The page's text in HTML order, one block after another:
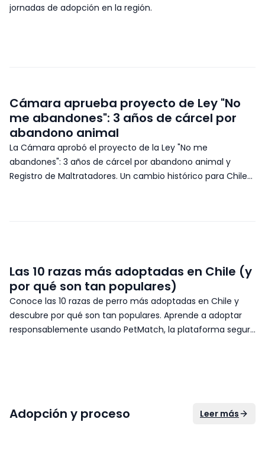
jornadas de adopción en la región.
Cámara aprueba proyecto de Ley "No
me abandones": 3 años de cárcel por
abandono animal
La Cámara aprobó el proyecto de la Ley "No me
abandones": 3 años de cárcel por abandono animal y
Registro de Maltratadores. Un cambio histórico para Chile
Las 10 razas más adoptadas en Chile (y
por qué son tan populares)
Conoce las 10 razas de perro más adoptadas en Chile y
descubre por qué son tan populares. Aprende a adoptar
responsablemente usando PetMatch, la plataforma segura
Adopción y proceso Leer más